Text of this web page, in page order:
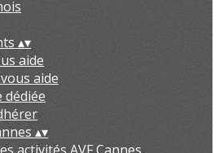
▴▾
aide
aide
dédiée
▴▾